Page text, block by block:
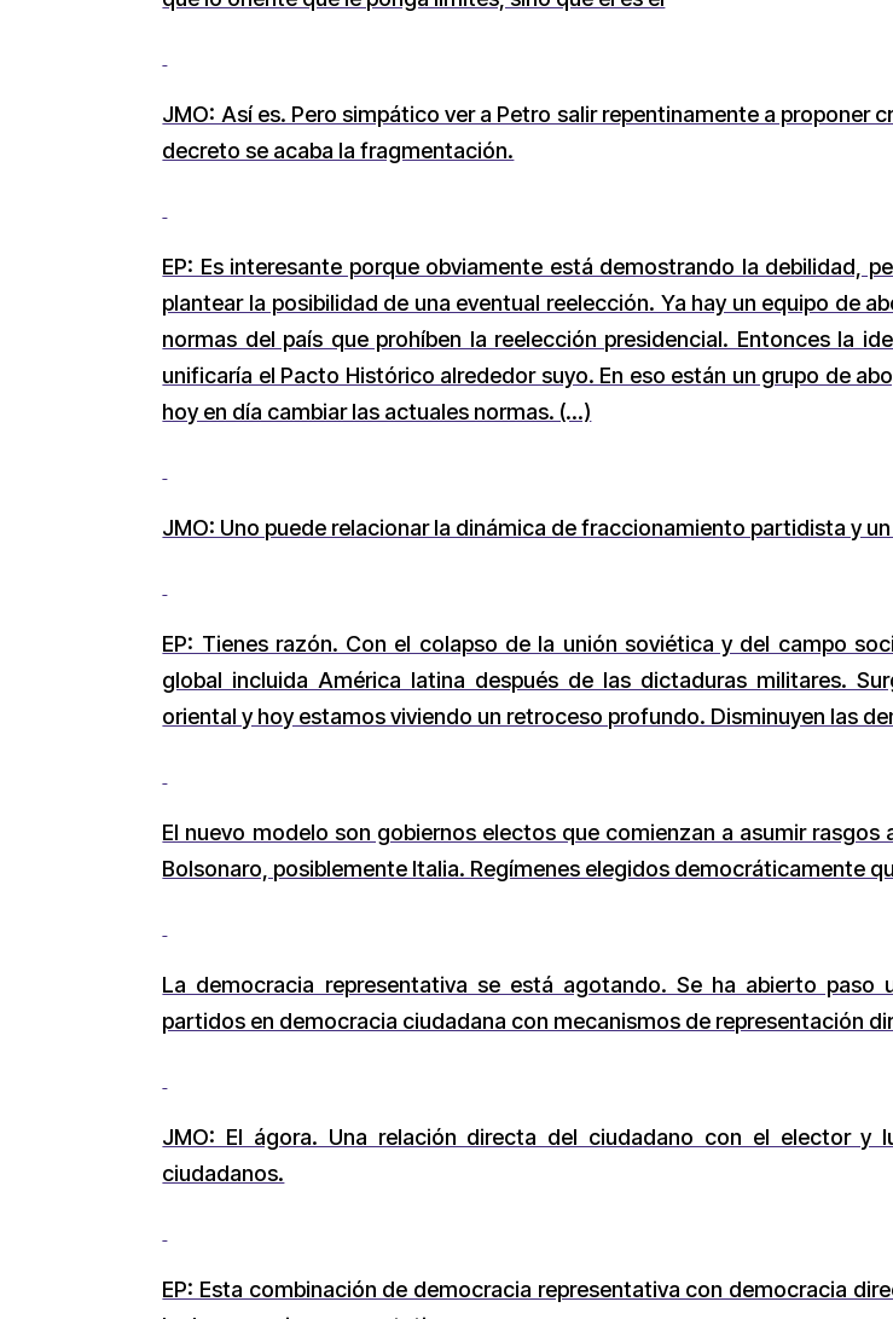
JMO: Así es. Pero simpático ver a Petro salir repentinamente a proponer
decreto se acaba la fragmentación.
EP: Es interesante porque obviamente está demostrando la debilidad,
plantear la posibilidad de una eventual reelección. Ya hay un equipo de
normas del país que prohíben la reelección presidencial. Entonces la
unificaría el Pacto Histórico alrededor suyo. En eso están un grupo de
hoy en día cambiar las actuales normas. (…)
JMO: Uno puede relacionar la dinámica de fraccionamiento partidista y
EP: Tienes razón. Con el colapso de la unión soviética y del campo
global incluida América latina después de las dictaduras militares.
oriental y hoy estamos viviendo un retroceso profundo. Disminuyen las
El nuevo modelo son gobiernos electos que comienzan a asumir rasgos
Bolsonaro, posiblemente Italia. Regímenes elegidos democráticamente
La democracia representativa se está agotando. Se ha abierto
partidos en democracia ciudadana con mecanismos de representación
JMO: El ágora. Una relación directa del ciudadano con el elector y
ciudadanos.
EP: Esta combinación de democracia representativa con democracia